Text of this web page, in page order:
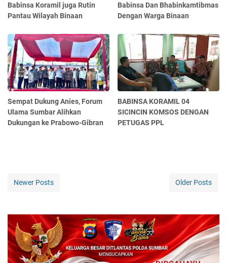
Babinsa Koramil juga Rutin
Pantau Wilayah Binaan
Babinsa Dan Bhabinkamtibmas
Dengan Warga Binaan
Sempat Dukung Anies, Forum
Ulama Sumbar Alihkan
Dukungan ke Prabowo-Gibran
BABINSA KORAMIL 04
SICINCIN KOMSOS DENGAN
PETUGAS PPL
Newer Posts Older Posts